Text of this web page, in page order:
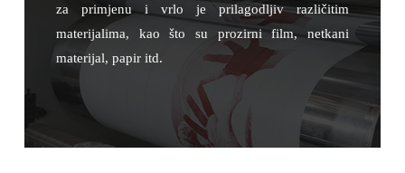
za primjenu i vrlo je prilagodljiv različitim
materijalima, kao što su prozirni film, netkani
materijal, papir itd.